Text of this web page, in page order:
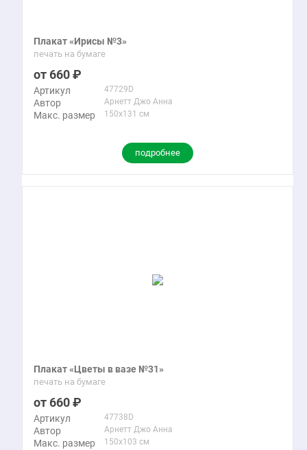
Плакат «Ирисы №3»
печать на бумаге
660
Артикул 47729D
Автор Арнетт Джо Анна
Макс. размер 150x131 см
подробнее
Плакат «Цветы в вазе №31»
печать на бумаге
660
Артикул 47738D
Автор Арнетт Джо Анна
Макс. размер 150x103 см